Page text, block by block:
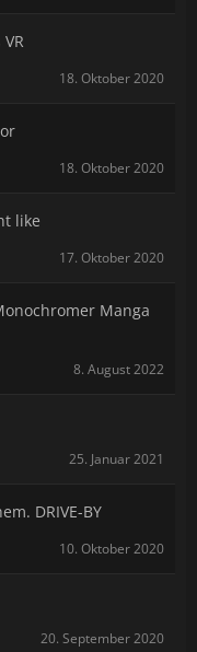
18. Oktober 2020
18. Oktober 2020
like
17. Oktober 2020
Manga
8. August 2022
25. Januar 2021
DRIVE-BY
10. Oktober 2020
20. September 2020